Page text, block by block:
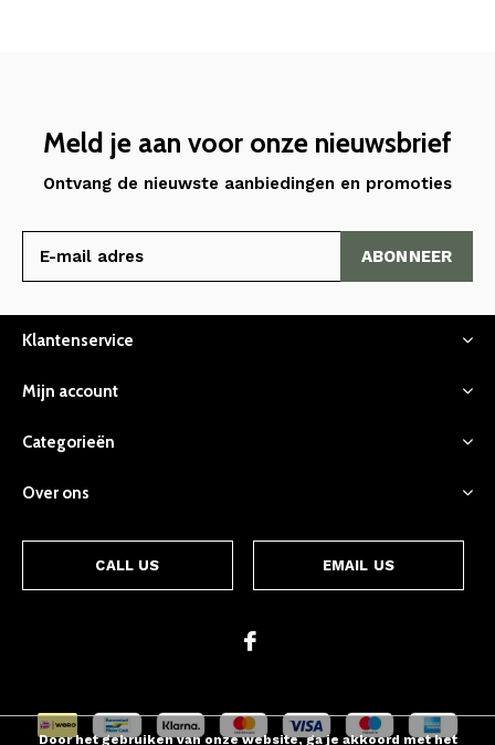
Meld je aan voor onze nieuwsbrief
Ontvang de nieuwste aanbiedingen en promoties
ABONNEER
Klantenservice
Mijn account
Categorieën
Over ons
CALL US EMAIL US
Door het gebruiken van onze website, ga je akkoord met het